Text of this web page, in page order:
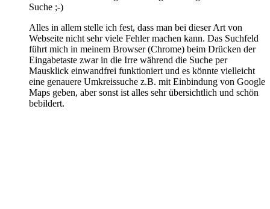
Suche ;-)
Alles in allem stelle ich fest, dass man bei dieser Art von
Webseite nicht sehr viele Fehler machen kann. Das Suchfeld
führt mich in meinem Browser (Chrome) beim Drücken der
Eingabetaste zwar in die Irre während die Suche per
Mausklick einwandfrei funktioniert und es könnte vielleicht
eine genauere Umkreissuche z.B. mit Einbindung von Google
Maps geben, aber sonst ist alles sehr übersichtlich und schön
bebildert.